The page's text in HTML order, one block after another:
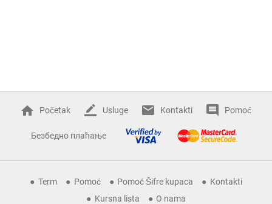
Početak Usluge Kontakti Pomoć
Безбедно плаћање
Term Pomoć Pomoć Šifre kupaca
Kontakti
Kursna lista
O nama